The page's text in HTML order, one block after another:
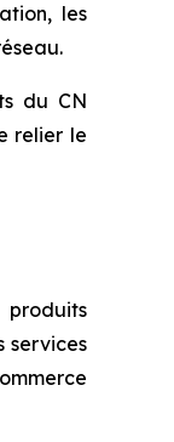
les
du CN
relier le
produits
services